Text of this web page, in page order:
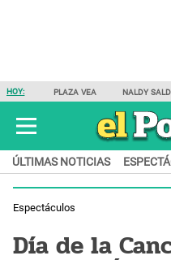
HOY: PLAZA VEA NALDY
ÚLTIMAS NOTICIAS
Espectáculos
Día de la